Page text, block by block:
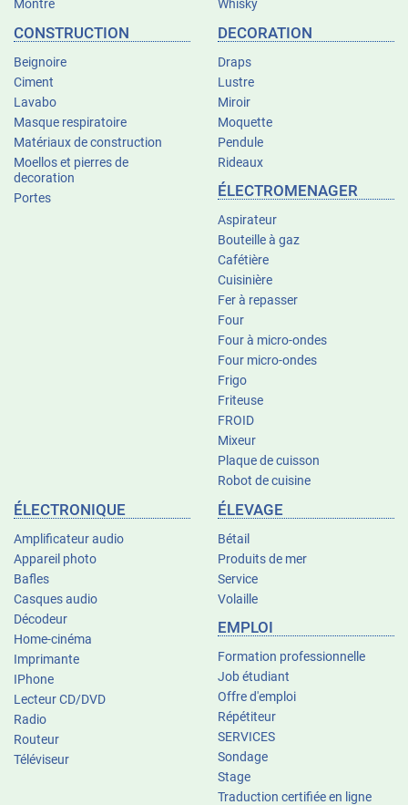
Montre
Whisky
CONSTRUCTION
Beignoire
Ciment
Lavabo
Masque respiratoire
Matériaux de construction
Moellos et pierres de
decoration
Portes
DECORATION
Draps
Lustre
Miroir
Moquette
Pendule
Rideaux
ÉLECTROMENAGER
Aspirateur
Bouteille à gaz
Cafétière
Cuisinière
Fer à repasser
Four
Four à micro-ondes
Four micro-ondes
Frigo
Friteuse
FROID
Mixeur
Plaque de cuisson
Robot de cuisine
ÉLECTRONIQUE
Amplificateur audio
Appareil photo
Bafles
Casques audio
Décodeur
Home-cinéma
Imprimante
IPhone
Lecteur CD/DVD
Radio
Routeur
Téléviseur
ÉLEVAGE
Bétail
Produits de mer
Service
Volaille
EMPLOI
Formation professionnelle
Job étudiant
Offre d'emploi
Répétiteur
SERVICES
Sondage
Stage
Traduction certifiée en ligne